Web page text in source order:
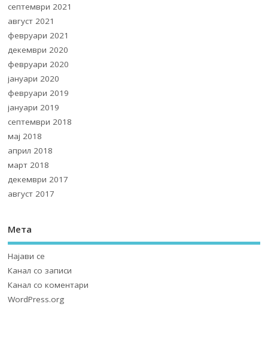
септември 2021
август 2021
февруари 2021
декември 2020
февруари 2020
јануари 2020
февруари 2019
јануари 2019
септември 2018
мај 2018
април 2018
март 2018
декември 2017
август 2017
Мета
Најави се
Канал со записи
Канал со коментари
WordPress.org